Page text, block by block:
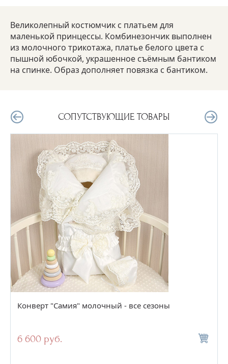
Великолепный костюмчик с платьем для
маленькой принцессы. Комбинезончик выполнен
из молочного трикотажа, платье белого цвета с
пышной юбочкой, украшенное съёмным бантиком
на спинке. Образ дополняет повязка с бантиком.
СОПУТСТВУЮЩИЕ ТОВАРЫ
Конверт "Самия" молочный - все сезоны
6 600 руб.